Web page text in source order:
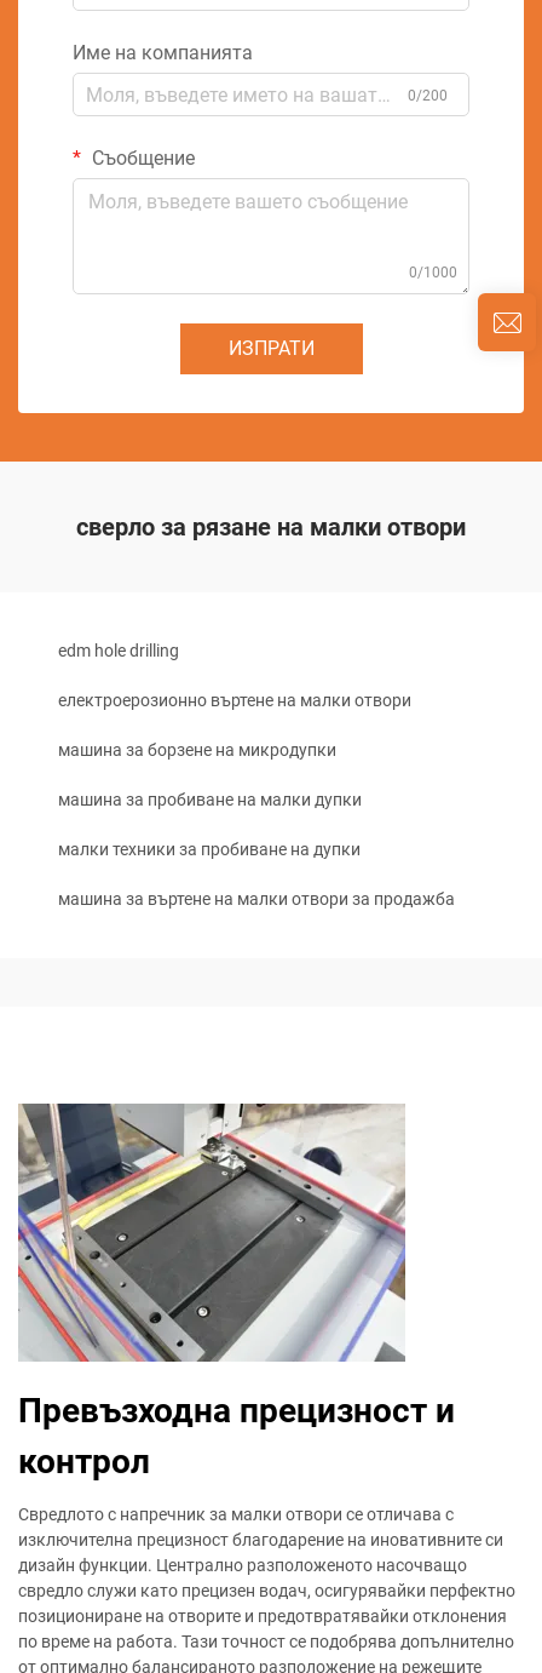
Име на компанията
0/200
Съобщение
0/1000
ИЗПРАТИ
сверло за рязане на малки отвори
edm hole drilling
електроерозионно въртене на малки отвори
машина за борзене на микродупки
машина за пробиване на малки дупки
малки техники за пробиване на дупки
машина за въртене на малки отвори за продажба
Превъзходна прецизност и
контрол
Свредлото с напречник за малки отвори се отличава с
изключителна прецизност благодарение на иновативните си
дизайн функции. Централно разположеното насочващо
свредло служи като прецизен водач, осигурявайки перфектно
позициониране на отворите и предотвратявайки отклонения
по време на работа. Тази точност се подобрява допълнително
от оптимално балансираното разположение на режещите